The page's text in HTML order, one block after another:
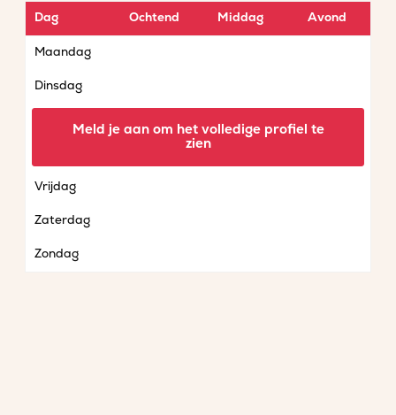
Dag Ochtend Middag Avond
Maandag
Dinsdag
Vrijdag
Zaterdag
Zondag
Meld je aan om het volledige profiel te
zien